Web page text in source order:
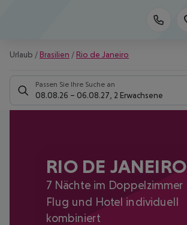
Urlaub / Brasilien / Rio de Janeiro
Passen Sie Ihre Suche an
08.08.26 – 06.08.27 2 Erwachsene
RIO DE JANEIRO
7 Nächte im Doppelzimmer
Flug und Hotel individuell
kombiniert